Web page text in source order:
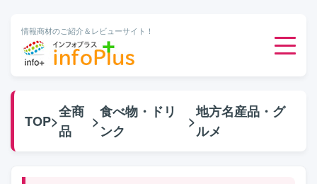
情報商材のご紹介＆レビューサイト！
TOP>
全商
品
>
食べ物・ドリ
ンク
>
地方名産品・グ
ルメ